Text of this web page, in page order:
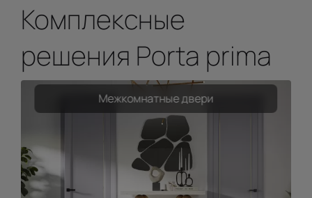
Комплексные
решения Porta prima
Межкомнатные двери